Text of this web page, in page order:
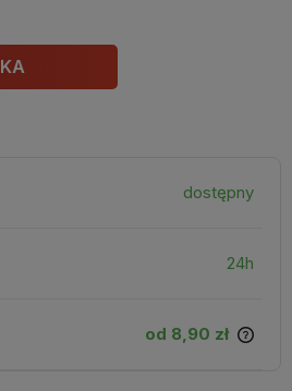
dostępny
24h
od 8,90 zł